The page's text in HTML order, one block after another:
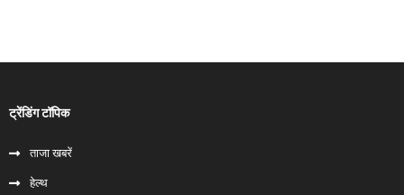
ट्रेंडिंग टॉपिक
ताजा खबरें
हेल्‍थ